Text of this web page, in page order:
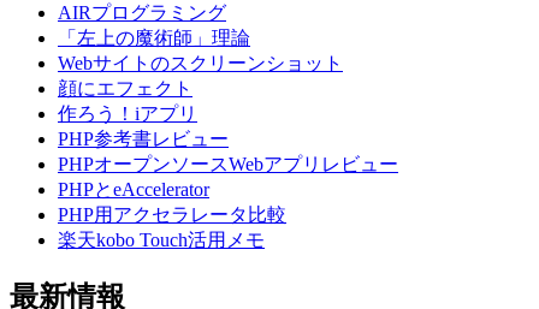
AIRプログラミング
「左上の魔術師」理論
Webサイトのスクリーンショット
顔にエフェクト
作ろう！iアプリ
PHP参考書レビュー
PHPオープンソースWebアプリレビュー
PHPとeAccelerator
PHP用アクセラレータ比較
楽天kobo Touch活用メモ
最新情報